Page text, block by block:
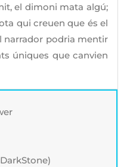
el dimoni mata algú;
qui creuen que és el
narrador podria mentir
úniques que canvien